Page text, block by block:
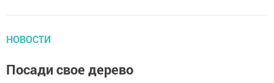
НОВОСТИ
Посади свое дерево